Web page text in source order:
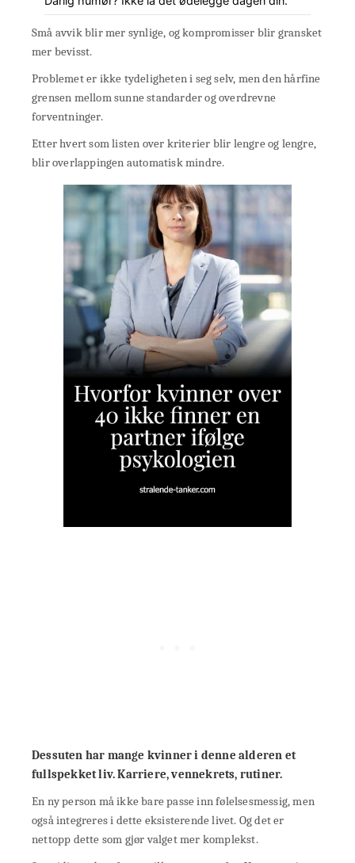
Små avvik blir mer synlige, og kompromisser blir gransket
mer bevisst.
Problemet er ikke tydeligheten i seg selv, men den hårfine
grensen mellom sunne standarder og overdrevne
forventninger.
Etter hvert som listen over kriterier blir lengre og lengre,
blir overlappingen automatisk mindre.
Dessuten har mange kvinner i denne alderen et
fullspekket liv. Karriere, vennekrets, rutiner.
En ny person må ikke bare passe inn følelsesmessig, men
også integreres i dette eksisterende livet. Og det er
nettopp dette som gjør valget mer komplekst.